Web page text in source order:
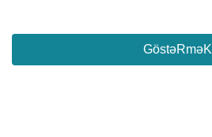
GöstəRməK